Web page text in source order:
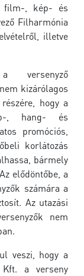
film-, kép- és
Filharmónia
illetve
versenyző
kizárólagos
hogy a
, hang- és
promóciós,
korlátozás
bármely
Az elődöntőbe, a
számára a
Az utazási
nem
veszi, hogy a
Kft. a verseny